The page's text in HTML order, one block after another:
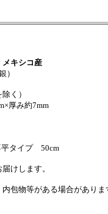
キシコ産
）
く）
厚み約7mm
タイプ 50cm
けします。
包物等がある場合がありま